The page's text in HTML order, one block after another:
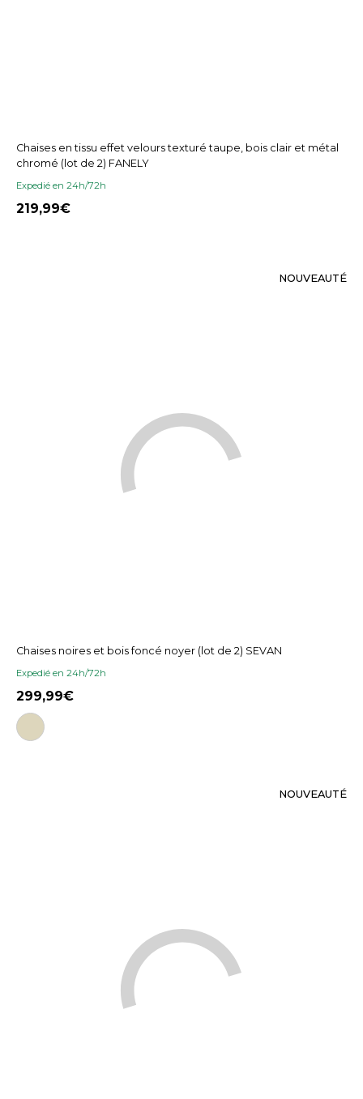
Chaises en tissu effet velours texturé taupe, bois clair et métal
chromé (lot de 2) FANELY
Expedié en 24h/72h
219,99
NOUVEAUTÉ
Chaises noires et bois foncé noyer (lot de 2) SEVAN
Expedié en 24h/72h
299,99
NOUVEAUTÉ